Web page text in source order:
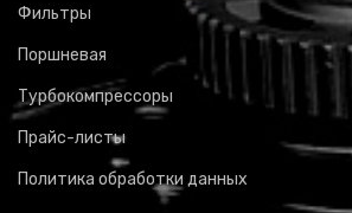
Фильтры
Поршневая
Турбокомпрессоры
Прайс-листы
Политика обработки данных